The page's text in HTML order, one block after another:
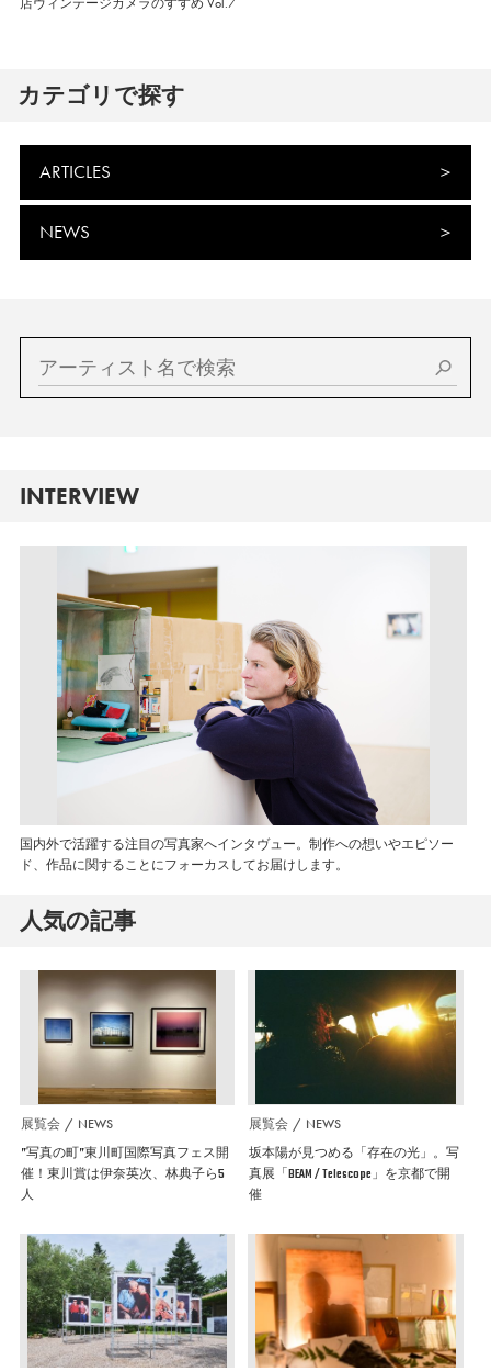
カテゴリで探す
ARTICLES
NEWS
INTERVIEW
国内外で活躍する注目の写真家へインタヴュー。制作への想いやエピソー
ド、作品に関することにフォーカスしてお届けします。
人気の記事
展覧会 NEWS
”写真の町”東川町国際写真フェス開
催！東川賞は伊奈英次、林典子ら5
人
展覧会 NEWS
坂本陽が見つめる「存在の光」。写
真展「BEAM / Telescope」を京都で開
催